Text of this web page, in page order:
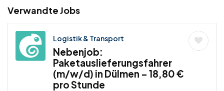
Verwandte Jobs
Logistik & Transport
Nebenjob:
Paketauslieferungsfahrer
(m/w/d) in Dülmen – 18,80 €
pro Stunde